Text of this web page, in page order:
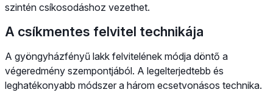
szintén csíkosodáshoz vezethet.
A csíkmentes felvitel technikája
A gyöngyházfényű lakk felvitelének módja döntő a
végeredmény szempontjából. A legelterjedtebb és
leghatékonyabb módszer a három ecsetvonásos technika.